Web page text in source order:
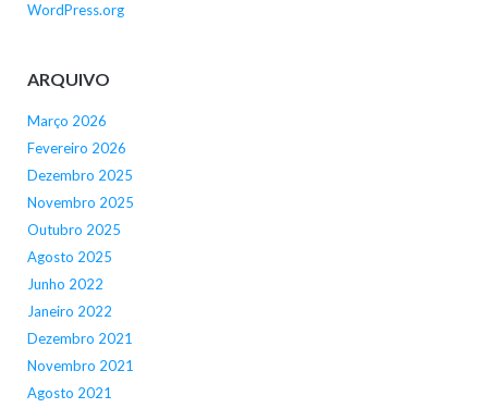
WordPress.org
ARQUIVO
Março 2026
Fevereiro 2026
Dezembro 2025
Novembro 2025
Outubro 2025
Agosto 2025
Junho 2022
Janeiro 2022
Dezembro 2021
Novembro 2021
Agosto 2021